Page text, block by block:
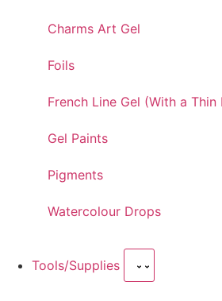
Charms Art Gel
Foils
French Line Gel (With a Thin
Gel Paints
Pigments
Watercolour Drops
Tools/Supplies